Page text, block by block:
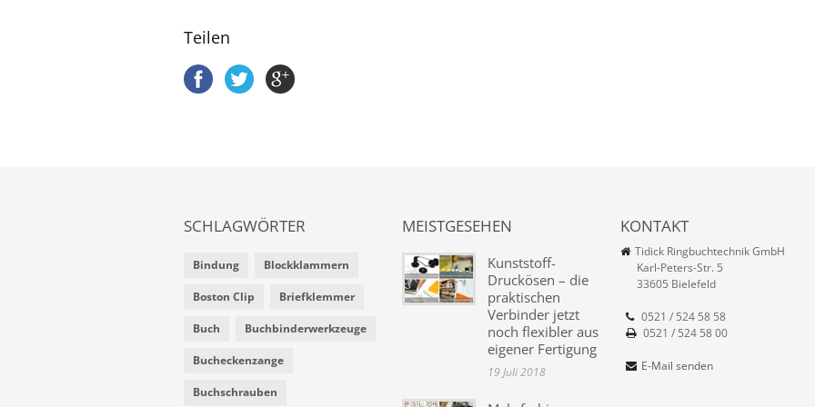
Teilen
SCHLAGWÖRTER
Bindung Blockklammern
Boston Clip Briefklemmer
Buch Buchbinderwerkzeuge
Bucheckenzange
Buchschrauben
MEISTGESEHEN
Kunststoff-
Druckösen – die
praktischen
Verbinder jetzt
noch flexibler aus
eigener Fertigung
19 Juli 2018
KONTAKT
Tidick Ringbuchtechnik GmbH
Karl-Peters-Str. 5
33605 Bielefeld
0521 / 524 58 58
0521 / 524 58 00
E-Mail senden